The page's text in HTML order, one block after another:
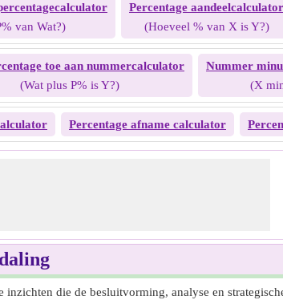
van Wat?)
Percentage aandeelcalculator
(Hoeveel % van X is Y?)
toe aan nummercalculator
(Wat plus P% is Y?)
Nummer
(X
Percentage afname calculator
die de besluitvorming, analyse en